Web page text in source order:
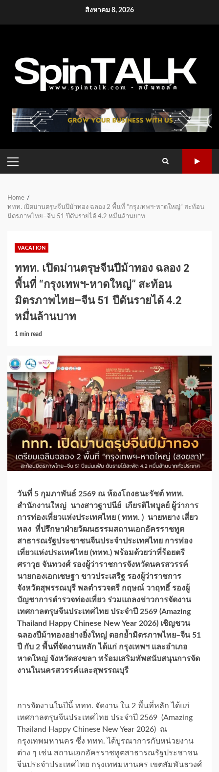
สิงหาคม 8, 2026
PRIMARY
MENU
Home
ททท. เปิดม่านตรุษจีนปีม้าทอง ฉลอง 2 พื้นที่ “กรุงเทพฯ-หาดใหญ่” สะท้อน
มิตรภาพไทย–จีน 51 ปีดันรายได้ 4.2 หมื่นล้านบาท
VACATION
ททท. เปิดม่านตรุษจีนปีม้าทอง ฉลอง 2
พื้นที่ “กรุงเทพฯ-หาดใหญ่” สะท้อน
มิตรภาพไทย–จีน 51 ปีดันรายได้ 4.2
หมื่นล้านบาท
1 min read
วันที่ 5 กุมภาพันธ์ 2569 ณ ห้องโถงธนะรัชต์ ททท.
สำนักงานใหญ่ นางสาวฐาปนีย์ เกียรติไพบูลย์ ผู้ว่าการ
การท่องเที่ยวแห่งประเทศไทย ( ททท. ) นายหยาง เสี่ยว
หลง ที่ปรึกษาฝ่ายวัฒนธรรมสถานเอกอัครราชทูต
สาธารณรัฐประชาชนจีนประจำประเทศไทย การท่อง
เที่ยวแห่งประเทศไทย (ททท.) พร้อมด้วยว่าที่ร้อยตรี
ศราวุธ จันทวงศ์ รองผู้ว่าราชการจังหวัดนครสวรรค์
นายกองเอกเชษฐา ขาวประเสริฐ รองผู้ว่าราชการ
จังหวัดสุพรรณบุรี พลตำรวจตรี กฤษณ์ วาฤทธิ์ รองผู้
บัญชาการตำรวจท่องเที่ยว ร่วมแถลงข่าวการจัดงาน
เทศกาลตรุษจีนประเทศไทย ประจำปี 2569 (Amazing
Thailand Happy Chinese New Year 2026) เชิญชวน
ฉลองปีม้าทองอย่างยิ่งใหญ่ ตอกย้ำมิตรภาพไทย–จีน 51
ปี กับ 2 พื้นที่จัดงานหลัก ได้แก่ กรุงเทพฯ และอำเภอ
หาดใหญ่ จังหวัดสงขลา พร้อมเสริมทัพสนับสนุนการจัด
งานในนครสวรรค์และสุพรรณบุรี
การจัดงานในปีนี้ ททท. จัดงาน ใน 2 พื้นที่หลัก ได้แก่
เทศกาลตรุษจีนประเทศไทย ประจำปี 2569 (Amazing
Thailand Happy Chinese New Year 2026) ณ
กรุงเทพมหานคร ซึ่ง ททท. ได้บูรณาการกับหน่วยงาน
ต่าง ๆ เช่น สถานเอกอัครราชทูตสาธารณรัฐประชาชน
จีนประจำประเทศไทย กรุงเทพมหานคร เขตสัมพันธวงศ์